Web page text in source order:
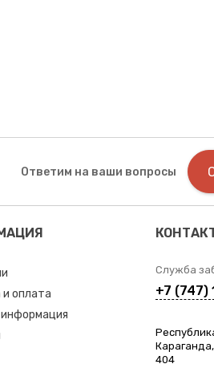
Ответим на ваши вопросы
оплата
Служба
+7 (747)
404